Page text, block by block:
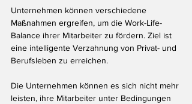
Unternehmen können verschiedene
Maßnahmen ergreifen, um die Work-Life-
Balance ihrer Mitarbeiter zu fördern. Ziel ist
eine intelligente Verzahnung von Privat- und
Berufsleben zu erreichen.
Die Unternehmen können es sich nicht mehr
leisten, ihre Mitarbeiter unter Bedingungen